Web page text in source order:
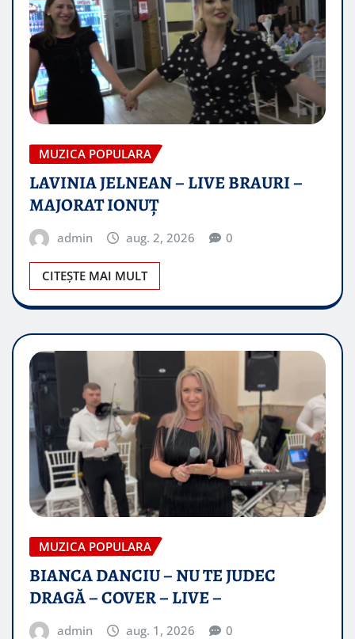
MUZICA POPULARA
LAVINIA JELNEAN – LIVE BRAURI –
MAJORAT IONUŢ
admin aug. 2, 2026 0
CITEȘTE MAI MULT
MUZICA POPULARA
BIANCA DANCIU – NU TE JUDEC
DRAGĂ – COVER – LIVE –
admin aug. 1, 2026 0